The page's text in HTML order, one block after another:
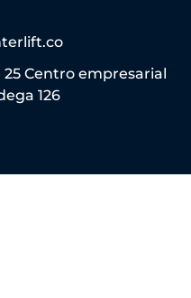
Centro empresarial
126